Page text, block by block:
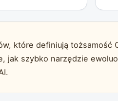
które definiują tożsamość
jak szybko narzędzie